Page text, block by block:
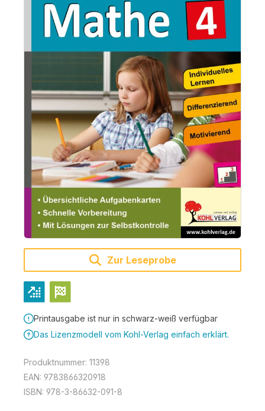
Zur Leseprobe
Printausgabe ist nur in schwarz-weiß verfügbar
Das Lizenzmodell vom Kohl-Verlag einfach erklärt.
Produktnummer: 11398
EAN: 9783866320918
ISBN: 978-3-86632-091-8